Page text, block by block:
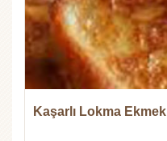
Kaşarlı Lokma Ekmek